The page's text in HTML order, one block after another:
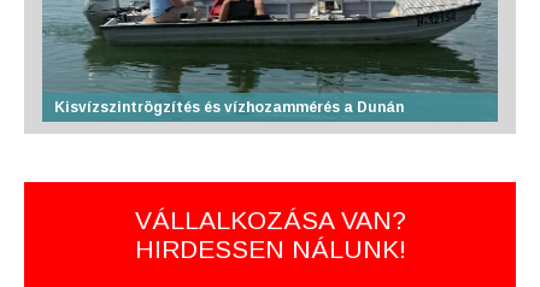
Kisvízszintrögzítés és vízhozammérés a Dunán
VÁLLALKOZÁSA VAN?
HIRDESSEN NÁLUNK!